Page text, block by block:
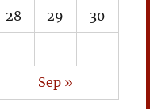
28 29 30
Sep »